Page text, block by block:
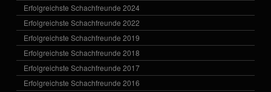
Erfolgreichste Schachfreunde 2024
Erfolgreichste Schachfreunde 2022
Erfolgreichste Schachfreunde 2019
Erfolgreichste Schachfreunde 2018
Erfolgreichste Schachfreunde 2017
Erfolgreichste Schachfreunde 2016